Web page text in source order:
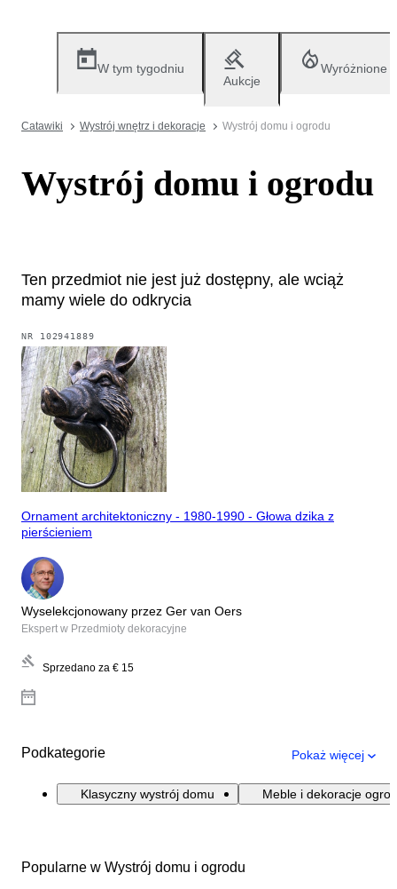
W tym tygodniu
Aukcje
Wyróżnione
Catawiki Wystrój wnętrz i dekoracje Wystrój domu i ogrodu
Wystrój domu i ogrodu
Ten przedmiot nie jest już dostępny, ale wciąż
mamy wiele do odkrycia
NR 102941889
Ornament architektoniczny - 1980-1990 - Głowa dzika z
pierścieniem
Wyselekcjonowany przez Ger van Oers
Ekspert w Przedmioty dekoracyjne
Sprzedano za € 15
Podkategorie Pokaż więcej
Klasyczny wystrój domu Meble i dekoracje
Popularne w Wystrój domu i ogrodu